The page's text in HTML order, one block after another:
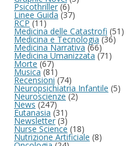
Psicothriller(6)
Linee Guida (37)
RCP(11)
Medicina delle Catastrofi (51)
Medicina e Tecnologia(36)
Medicina Narrativa(66)
Medicina Umanizzata (71)
Morte(67)
Musica(81)
Recensioni(74)
Neuropsichiatria Infantile (5)
Neuroscienze(2)
News(247)
Eutanasia (31)
Newsletter (3)
Nurse Science (18)
Nutrizione Artificiale (8)